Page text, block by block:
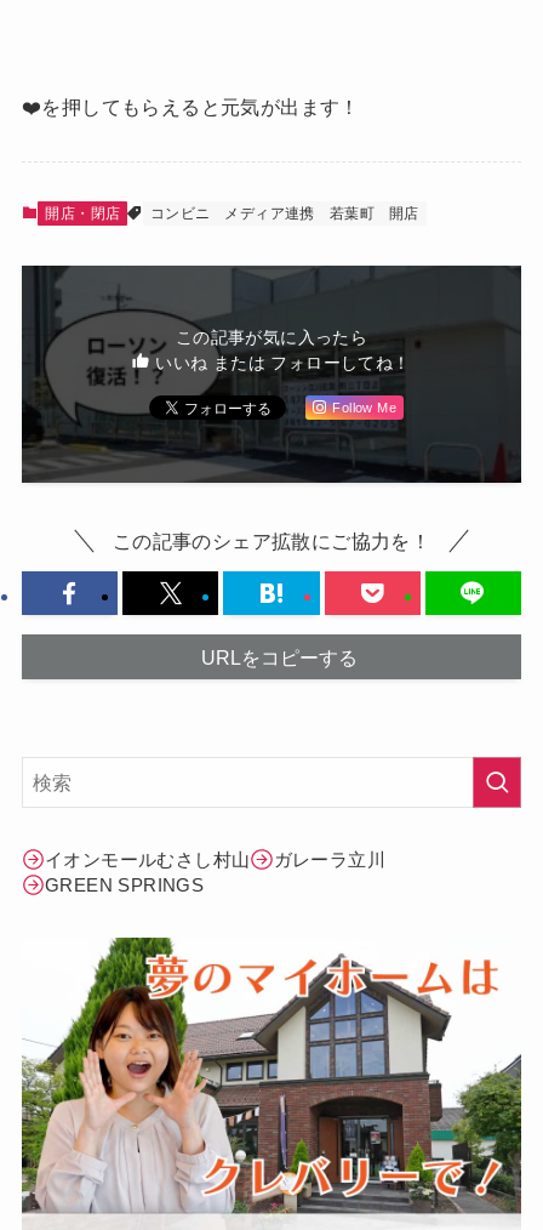
❤️を押してもらえると元気が出ます！
開店・閉店 コンビニ メディア連携 若葉町 開店
この記事が気に入ったら
いいね または フォローしてね！
Follow Me
この記事のシェア拡散にご協力を！
URLをコピーする
イオンモールむさし村山
ガレーラ立川
GREEN SPRINGS